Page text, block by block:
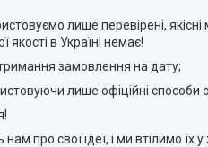
лише перевірені,
в Україні немає!
замовлення на дату;
лише офіційні способи
про свої ідеї, і ми втілимо їх